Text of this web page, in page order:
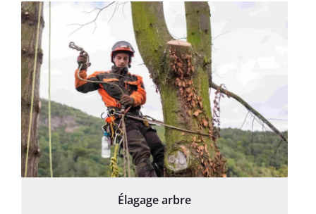
Élagage arbre